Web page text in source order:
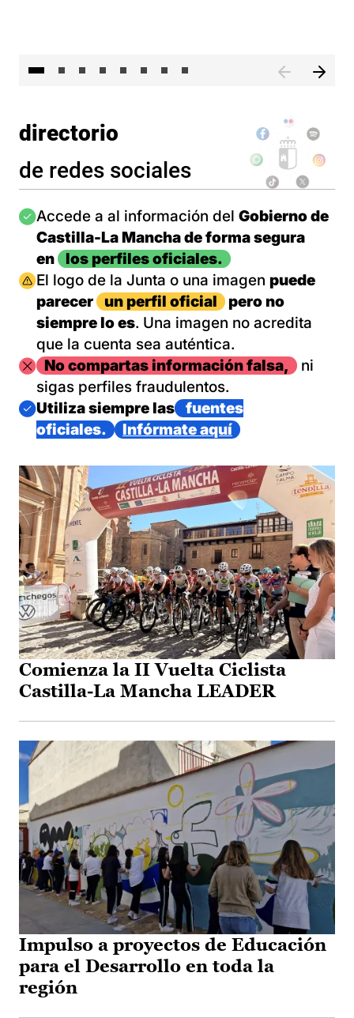
directorio
de redes sociales
Imagen
Accede a al información del Gobierno de
Castilla-La Mancha de forma segura
en
los perfiles oficiales.
Imagen
El logo de la Junta o una imagen puede
parecer
un perfil oficial
pero no
siempre lo es. Una imagen no acredita
que la cuenta sea auténtica.
ImagenNo compartas información falsa,
ni
sigas perfiles fraudulentos.
Imagen
Utiliza siempre las
fuentes
oficiales.
Infórmate aquí
Comienza la II Vuelta Ciclista
Castilla-La Mancha LEADER
Impulso a proyectos de Educación
para el Desarrollo en toda la
región